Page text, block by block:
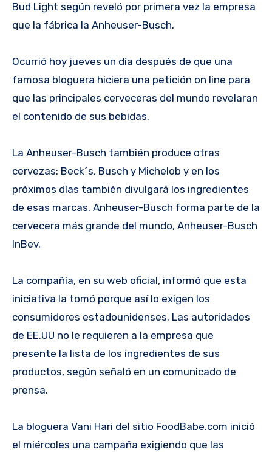
Bud Light según reveló por primera vez la empresa
que la fábrica la Anheuser-Busch.
Ocurrió hoy jueves un día después de que una
famosa bloguera hiciera una petición on line para
que las principales cerveceras del mundo revelaran
el contenido de sus bebidas.
La Anheuser-Busch también produce otras
cervezas: Beck´s, Busch y Michelob y en los
próximos días también divulgará los ingredientes
de esas marcas. Anheuser-Busch forma parte de la
cervecera más grande del mundo, Anheuser-Busch
InBev.
La compañía, en su web oficial, informó que esta
iniciativa la tomó porque así lo exigen los
consumidores estadounidenses. Las autoridades
de EE.UU no le requieren a la empresa que
presente la lista de los ingredientes de sus
productos, según señaló en un comunicado de
prensa.
La bloguera Vani Hari del sitio FoodBabe.com inició
el miércoles una campaña exigiendo que las